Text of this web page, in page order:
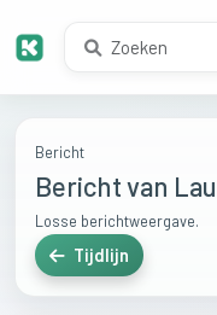
Bericht
Bericht van
Losse berichtweergave.
Tijdlijn